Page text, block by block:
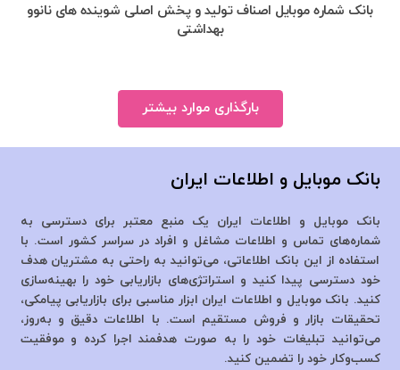
بانک شماره موبایل اصناف تولید و پخش اصلی شوینده های نانوو
بهداشتی
بارگذاری موارد بیشتر
بانک موبایل و اطلاعات ایران
بانک موبایل و اطلاعات ایران یک منبع معتبر برای دسترسی به
شماره‌های تماس و اطلاعات مشاغل و افراد در سراسر کشور است. با
استفاده از این بانک اطلاعاتی، می‌توانید به راحتی به مشتریان هدف
خود دسترسی پیدا کنید و استراتژی‌های بازاریابی خود را بهینه‌سازی
کنید. بانک موبایل و اطلاعات ایران ابزار مناسبی برای بازاریابی پیامکی،
تحقیقات بازار و فروش مستقیم است. با اطلاعات دقیق و به‌روز،
می‌توانید تبلیغات خود را به صورت هدفمند اجرا کرده و موفقیت
کسب‌وکار خود را تضمین کنید.